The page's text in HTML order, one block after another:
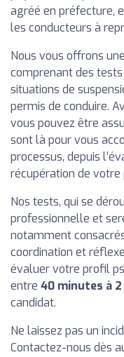
agréé en préfecture,
les conducteurs à
Nous vous offrons
comprenant des
situations de
permis de conduire.
vous pouvez être
sont là pour vous
processus, depuis
récupération de votre
Nos tests, qui se
professionnelle et
notamment
coordination et
évaluer votre profil
entre 40 minutes à
candidat.
Ne laissez pas un
Contactez-nous dès